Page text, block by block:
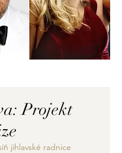
Projekt
jihlavské radnice